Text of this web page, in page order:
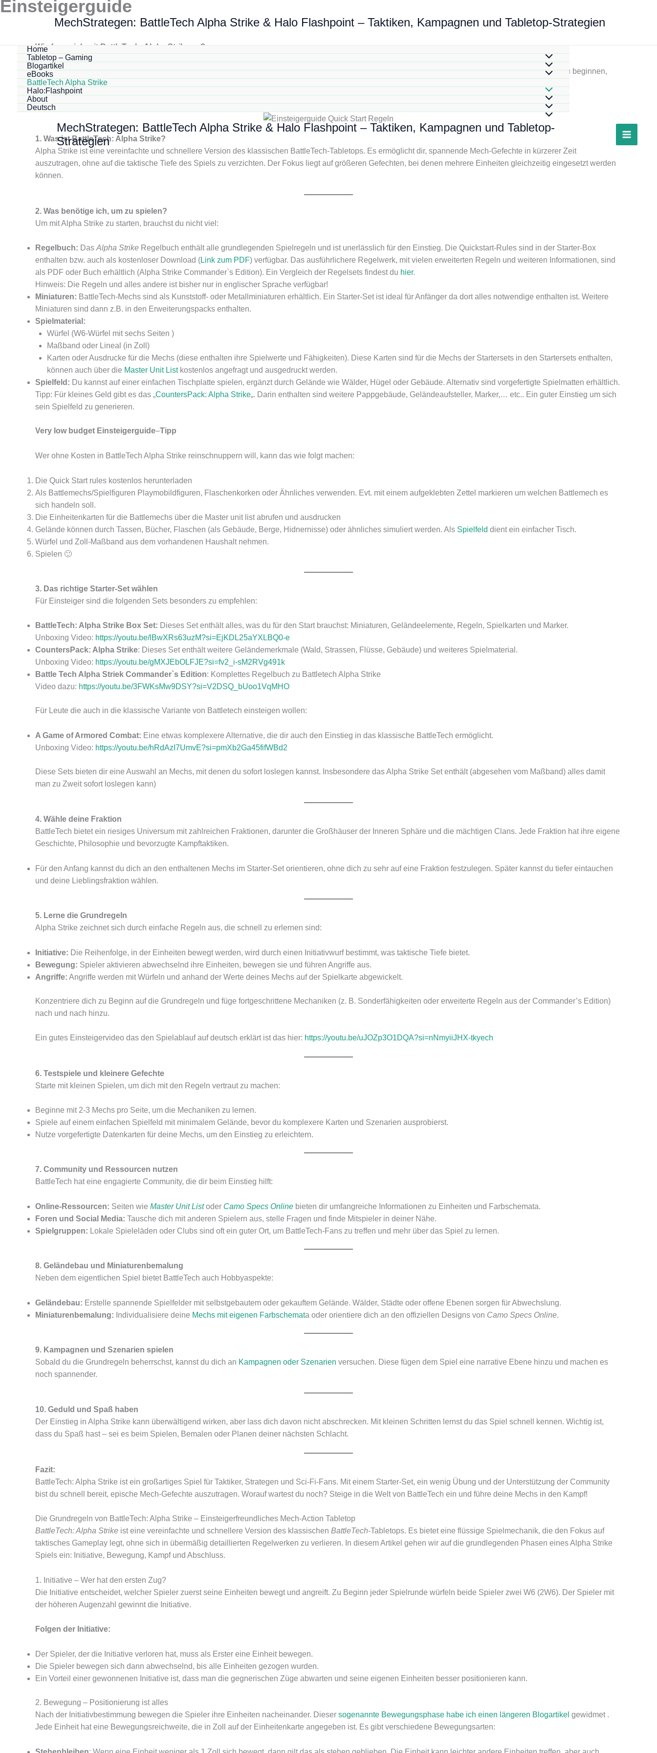
Zum
MechStrategen: BattleTech Alpha Strike & Halo Flashpoint – Taktiken, Kampagnen und Tabletop-Strategien
Home
Tabletop – Gaming
Blogartikel
eBooks
BattleTech Alpha Strike
Halo:Flashpoint
About
Deutsch
MechStrategen: BattleTech Alpha Strike & Halo Flashpoint – Taktiken, Kampagnen und Tabletop-
Strategien
Einsteigerguide
Wie fange ich mit BattleTech: Alpha Strike an?
BattleTech: Alpha Strike
ist der perfekte Einstieg in die faszinierende Welt des BattleTech-Universums. Das Spiel kombiniert taktische Tiefe mit schnellen,
actiongeladenen Gefechten und bietet sowohl Neueinsteigern als auch erfahrenen Spielern jede Menge Spannung. Wenn du überlegst, mit Alpha Strike zu beginnen,
findest du hier eine einfache Schritt-für-Schritt-Anleitung / Einsteigerguide, wie du loslegen kannst.
1. Was ist BattleTech: Alpha Strike?
Alpha Strike ist eine vereinfachte und schnellere Version des klassischen BattleTech-Tabletops. Es ermöglicht dir, spannende Mech-Gefechte in kürzerer Zeit
auszutragen, ohne auf die taktische Tiefe des Spiels zu verzichten. Der Fokus liegt auf größeren Gefechten, bei denen mehrere Einheiten gleichzeitig eingesetzt werden
können.
2. Was benötige ich, um zu spielen?
Um mit Alpha Strike zu starten, brauchst du nicht viel:
Regelbuch: Das Alpha Strike Regelbuch enthält alle grundlegenden Spielregeln und ist unerlässlich für den Einstieg. Die Quickstart-Rules sind in der Starter-Box
enthalten bzw. auch als kostenloser Download (Link zum PDF) verfügbar. Das ausführlichere Regelwerk, mit vielen erweiterten Regeln und weiteren Informationen, sind
als PDF oder Buch erhältlich (Alpha Strike Commander`s Edition). Ein Vergleich der Regelsets findest du hier.
Hinweis: Die Regeln und alles andere ist bisher nur in englischer Sprache verfügbar!
Miniaturen: BattleTech-Mechs sind als Kunststoff- oder Metallminiaturen erhältlich. Ein Starter-Set ist ideal für Anfänger da dort alles notwendige enthalten ist. Weitere
Miniaturen sind dann z.B. in den Erweiterungspacks enthalten.
Spielmaterial:
Würfel (W6-Würfel mit sechs Seiten )
Maßband oder Lineal (in Zoll)
Karten oder Ausdrucke für die Mechs (diese enthalten ihre Spielwerte und Fähigkeiten). Diese Karten sind für die Mechs der Startersets in den Startersets enthalten,
können auch über die Master Unit Listkostenlos angefragt und ausgedruckt werden.
Spielfeld: Du kannst auf einer einfachen Tischplatte spielen, ergänzt durch Gelände wie Wälder, Hügel oder Gebäude. Alternativ sind vorgefertigte Spielmatten erhältlich.
Tipp: Für kleines Geld gibt es das „CountersPack: Alpha Strike„. Darin enthalten sind weitere Pappgebäude, Geländeaufsteller, Marker,… etc.. Ein guter Einstieg um sich
sein Spielfeld zu generieren.
Very low budget Einsteigerguide–Tipp
Wer ohne Kosten in BattleTech Alpha Strike reinschnuppern will, kann das wie folgt machen:
Die Quick Start rules kostenlos herunterladen
Als Battlemechs/Spielfiguren Playmobildfiguren, Flaschenkorken oder Ähnliches verwenden. Evt. mit einem aufgeklebten Zettel markieren um welchen Battlemech es
sich handeln soll.
Die Einheitenkarten für die Battlemechs über die Master unit list abrufen und ausdrucken
Gelände können durch Tassen, Bücher, Flaschen (als Gebäude, Berge, Hidnernisse) oder ähnliches simuliert werden. Als Spielfeld dient ein einfacher Tisch.
Würfel und Zoll-Maßband aus dem vorhandenen Haushalt nehmen.
Spielen 🙂
3. Das richtige Starter-Set wählen
Für Einsteiger sind die folgenden Sets besonders zu empfehlen:
BattleTech: Alpha Strike Box Set: Dieses Set enthält alles, was du für den Start brauchst: Miniaturen, Geländeelemente, Regeln, Spielkarten und Marker.
Unboxing Video: https://youtu.be/lBwXRs63uzM?si=EjKDL25aYXLBQ0-e
CountersPack: Alpha Strike: Dieses Set enthält weitere Geländemerkmale (Wald, Strassen, Flüsse, Gebäude) und weiteres Spielmaterial.
Unboxing Video: https://youtu.be/gMXJEbOLFJE?si=fv2_i-sM2RVg491k
Battle Tech Alpha Striek Commander`s Edition: Komplettes Regelbuch zu Battletech Alpha Strike
Video dazu: https://youtu.be/3FWKsMw9DSY?si=V2DSQ_bUoo1VqMHO
Für Leute die auch in die klassische Variante von Battletech einsteigen wollen:
A Game of Armored Combat: Eine etwas komplexere Alternative, die dir auch den Einstieg in das klassische BattleTech ermöglicht.
Unboxing Video: https://youtu.be/hRdAzI7UmvE?si=pmXb2Ga45fifWBd2
Diese Sets bieten dir eine Auswahl an Mechs, mit denen du sofort loslegen kannst. Insbesondere das Alpha Strike Set enthält (abgesehen vom Maßband) alles damit
man zu Zweit sofort loslegen kann)
4. Wähle deine Fraktion
BattleTech bietet ein riesiges Universum mit zahlreichen Fraktionen, darunter die Großhäuser der Inneren Sphäre und die mächtigen Clans. Jede Fraktion hat ihre eigene
Geschichte, Philosophie und bevorzugte Kampftaktiken.
Für den Anfang kannst du dich an den enthaltenen Mechs im Starter-Set orientieren, ohne dich zu sehr auf eine Fraktion festzulegen. Später kannst du tiefer eintauchen
und deine Lieblingsfraktion wählen.
5. Lerne die Grundregeln
Alpha Strike zeichnet sich durch einfache Regeln aus, die schnell zu erlernen sind:
Initiative: Die Reihenfolge, in der Einheiten bewegt werden, wird durch einen Initiativwurf bestimmt, was taktische Tiefe bietet.
Bewegung: Spieler aktivieren abwechselnd ihre Einheiten, bewegen sie und führen Angriffe aus.
Angriffe: Angriffe werden mit Würfeln und anhand der Werte deines Mechs auf der Spielkarte abgewickelt.
Konzentriere dich zu Beginn auf die Grundregeln und füge fortgeschrittene Mechaniken (z. B. Sonderfähigkeiten oder erweiterte Regeln aus der Commander’s Edition)
nach und nach hinzu.
Ein gutes Einsteigervideo das den Spielablauf auf deutsch erklärt ist das hier: https://youtu.be/uJOZp3O1DQA?si=nNmyiiJHX-tkyech
6. Testspiele und kleinere Gefechte
Starte mit kleinen Spielen, um dich mit den Regeln vertraut zu machen:
Beginne mit 2-3 Mechs pro Seite, um die Mechaniken zu lernen.
Spiele auf einem einfachen Spielfeld mit minimalem Gelände, bevor du komplexere Karten und Szenarien ausprobierst.
Nutze vorgefertigte Datenkarten für deine Mechs, um den Einstieg zu erleichtern.
7. Community und Ressourcen nutzen
BattleTech hat eine engagierte Community, die dir beim Einstieg hilft:
Online-Ressourcen: Seiten wie Master Unit Listoder Camo Specs Online bieten dir umfangreiche Informationen zu Einheiten und Farbschemata.
Foren und Social Media: Tausche dich mit anderen Spielern aus, stelle Fragen und finde Mitspieler in deiner Nähe.
Spielgruppen: Lokale Spieleläden oder Clubs sind oft ein guter Ort, um BattleTech-Fans zu treffen und mehr über das Spiel zu lernen.
8. Geländebau und Miniaturenbemalung
Neben dem eigentlichen Spiel bietet BattleTech auch Hobbyaspekte:
Geländebau: Erstelle spannende Spielfelder mit selbstgebautem oder gekauftem Gelände. Wälder, Städte oder offene Ebenen sorgen für Abwechslung.
Miniaturenbemalung: Individualisiere deine Mechs mit eigenen Farbschemata oder orientiere dich an den offiziellen Designs von Camo Specs Online.
9. Kampagnen und Szenarien spielen
Sobald du die Grundregeln beherrschst, kannst du dich an Kampagnen oder Szenarien versuchen. Diese fügen dem Spiel eine narrative Ebene hinzu und machen es
noch spannender.
10. Geduld und Spaß haben
Der Einstieg in Alpha Strike kann überwältigend wirken, aber lass dich davon nicht abschrecken. Mit kleinen Schritten lernst du das Spiel schnell kennen. Wichtig ist,
dass du Spaß hast – sei es beim Spielen, Bemalen oder Planen deiner nächsten Schlacht.
Fazit:
BattleTech: Alpha Strike ist ein großartiges Spiel für Taktiker, Strategen und Sci-Fi-Fans. Mit einem Starter-Set, ein wenig Übung und der Unterstützung der Community
bist du schnell bereit, epische Mech-Gefechte auszutragen. Worauf wartest du noch? Steige in die Welt von BattleTech ein und führe deine Mechs in den Kampf!
Die Grundregeln von BattleTech: Alpha Strike – Einsteigerfreundliches Mech-Action Tabletop
BattleTech: Alpha Strike ist eine vereinfachte und schnellere Version des klassischen BattleTech-Tabletops. Es bietet eine flüssige Spielmechanik, die den Fokus auf
taktisches Gameplay legt, ohne sich in übermäßig detaillierten Regelwerken zu verlieren. In diesem Artikel gehen wir auf die grundlegenden Phasen eines Alpha Strike
Spiels ein: Initiative, Bewegung, Kampf und Abschluss.
1. Initiative – Wer hat den ersten Zug?
Die Initiative entscheidet, welcher Spieler zuerst seine Einheiten bewegt und angreift. Zu Beginn jeder Spielrunde würfeln beide Spieler zwei W6 (2W6). Der Spieler mit
der höheren Augenzahl gewinnt die Initiative.
Folgen der Initiative:
Der Spieler, der die Initiative verloren hat, muss als Erster eine Einheit bewegen.
Die Spieler bewegen sich dann abwechselnd, bis alle Einheiten gezogen wurden.
Ein Vorteil einer gewonnenen Initiative ist, dass man die gegnerischen Züge abwarten und seine eigenen Einheiten besser positionieren kann.
2. Bewegung – Positionierung ist alles
Nach der Initiativbestimmung bewegen die Spieler ihre Einheiten nacheinander. Dieser sogenannte Bewegungsphase habe ich einen längeren Blogartikel gewidmet .
Jede Einheit hat eine Bewegungsreichweite, die in Zoll auf der Einheitenkarte angegeben ist. Es gibt verschiedene Bewegungsarten: